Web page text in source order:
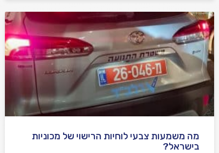
מה משמעות צבעי לוחיות הרישוי של מכוניות
בישראל?